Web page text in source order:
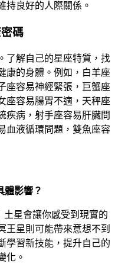
持良好的人際關係。
碼
了解自己的星座特質，找
康的身體。例如，白羊座
座容易神經緊張，巨蟹座
座容易腸胃不適，天秤座
疾病，射手座容易肝臟問
血液循環問題，雙魚座容
體影響？
土星會讓你感受到現實的
王星則可能帶來意想不到
學習新技能，提升自己的
化。